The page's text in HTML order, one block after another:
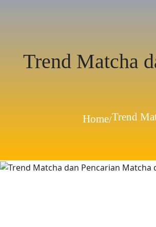
Trend Matcha
Home/Trend